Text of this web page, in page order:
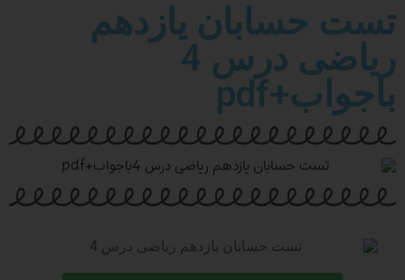
تست حسابان یازدهم
ریاضی درس 4
باجواب+pdf